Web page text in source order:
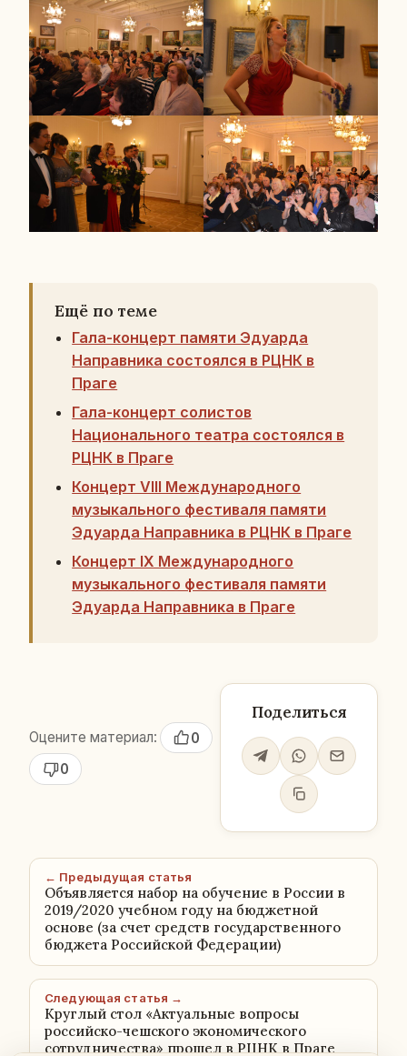
Ещё по теме
Гала-концерт памяти Эдуарда
Направника состоялся в РЦНК в
Праге
Гала-концерт солистов
Национального театра состоялся в
РЦНК в Праге
Концерт VIII Международного
музыкального фестиваля памяти
Эдуарда Направника в РЦНК в Праге
Концерт IХ Международного
музыкального фестиваля памяти
Эдуарда Направника в Праге
Оцените материал:
0
0
Поделиться
← Предыдущая статья
Объявляется набор на обучение в России в
2019/2020 учебном году на бюджетной
основе (за счет средств государственного
бюджета Российской Федерации)
Следующая статья →
Круглый стол «Актуальные вопросы
российско-чешского экономического
сотрудничества» прошел в РЦНК в Праге